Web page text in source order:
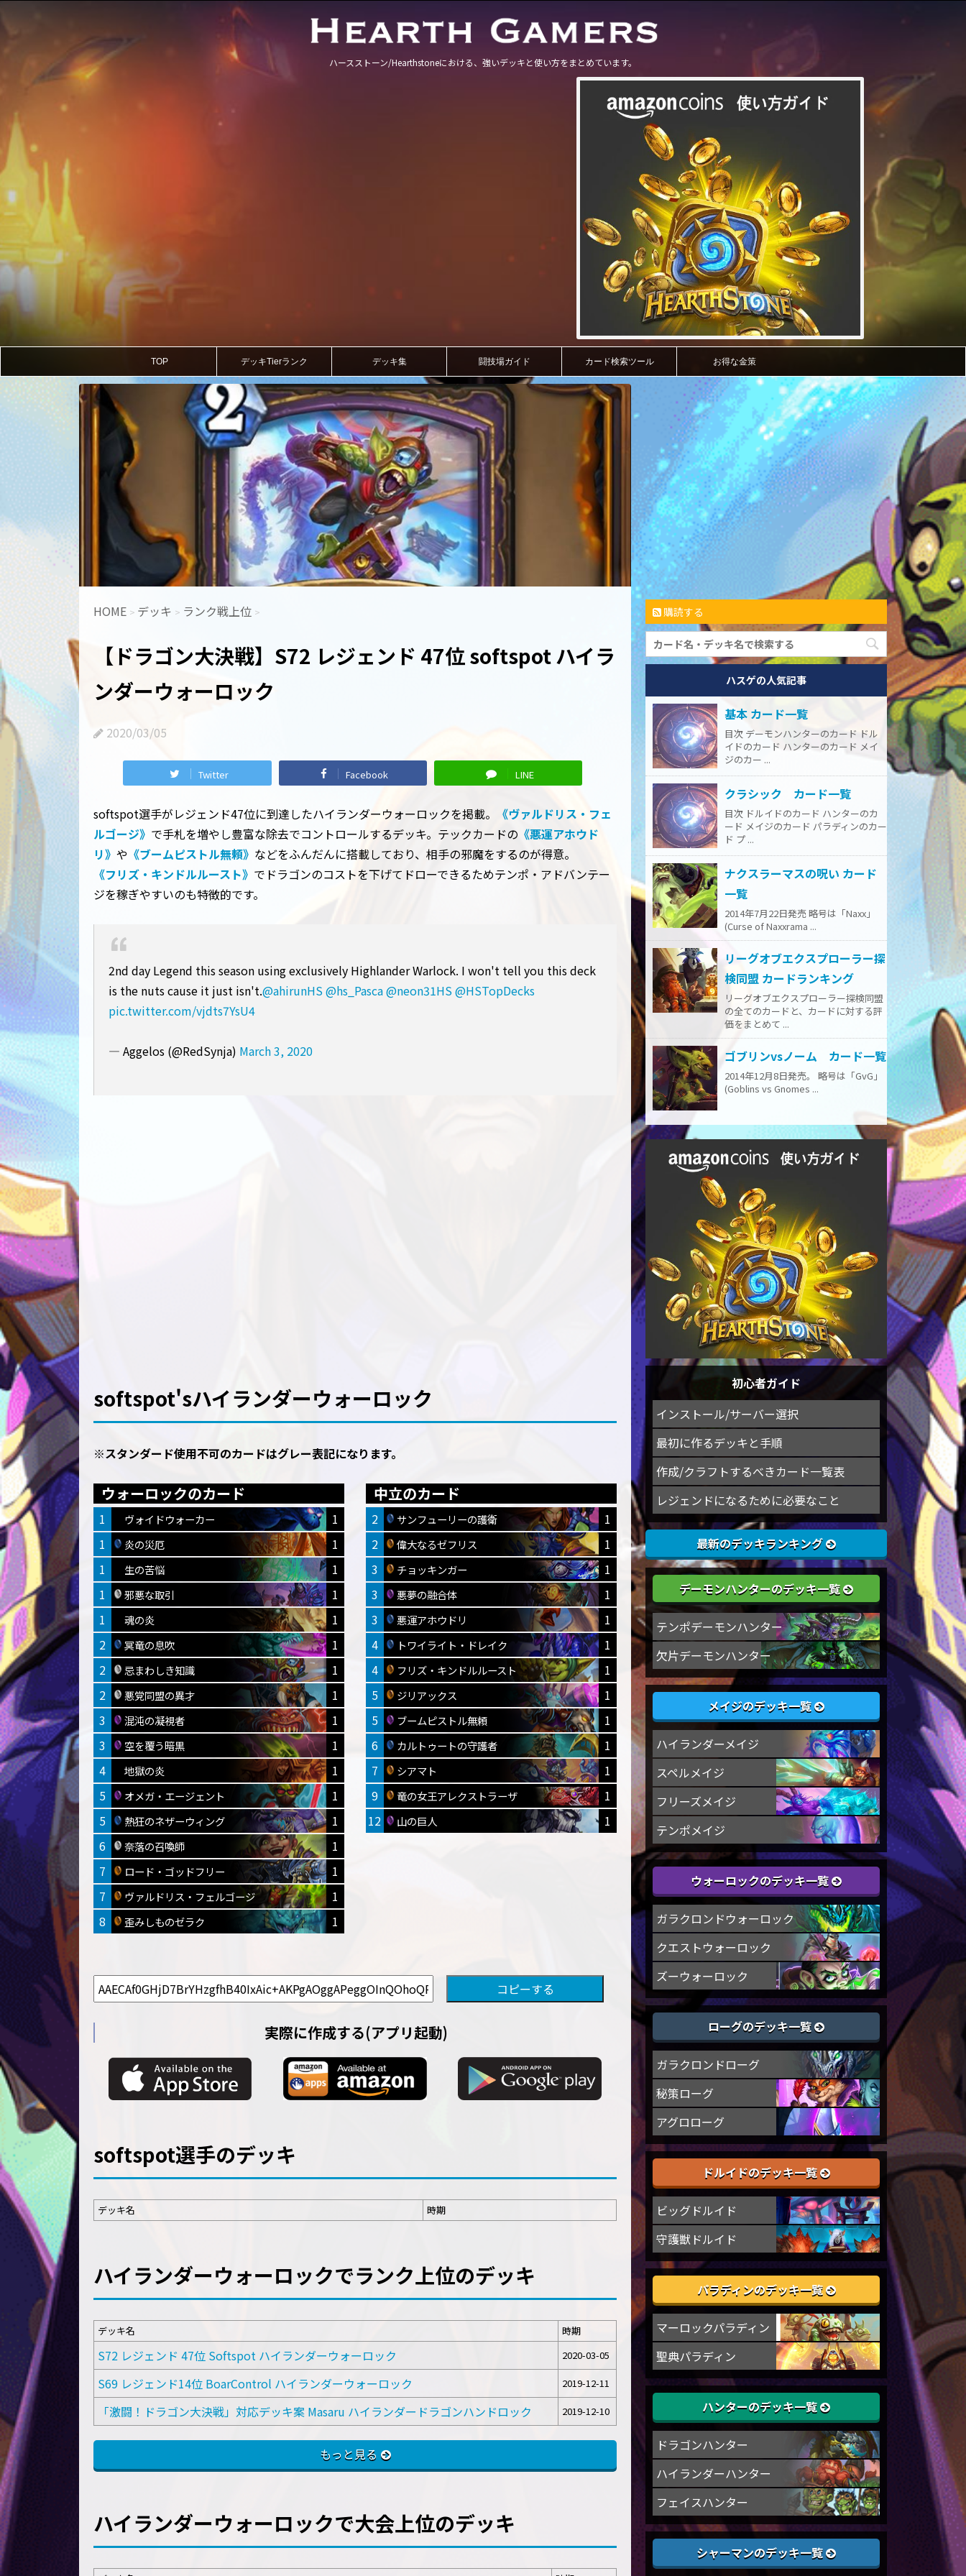
ハースストーン/Hearthstoneにおける、強いデッキと使い方をまとめています。
TOP デッキTierランク デッキ集 闘技場ガイド カード検索ツール お得な金策
HOME > デッキ > ランク戦上位 >
【ドラゴン大決戦】S72 レジェンド 47位 softspot ハイラ
ンダーウォーロック
2020/03/05
Twitter Facebook LINE
softspot選手がレジェンド47位に到達したハイランダーウォーロックを掲載。
《ヴァルドリス・フェ
ルゴージ》 で手札を増やし豊富な除去でコントロールするデッキ。テックカードの 《悪運アホウド
リ》 や 《ブームピストル無頼》 などをふんだんに搭載しており、相手の邪魔をするのが得意。
《フリズ・キンドルルースト》 でドラゴンのコストを下げてドローできるためテンポ・アドバンテー
ジを稼ぎやすいのも特徴的です。
2nd day Legend this season using exclusively Highlander Warlock. I won't tell you this deck
is the nuts cause it just isn't.@ahirunHS@hs_Pasca@neon31HS@HSTopDecks
pic.twitter.com/vjdts7YsU4
— Aggelos (@RedSynja) March 3, 2020
softspot'sハイランダーウォーロック
※スタンダード使用不可のカードはグレー表記になります。
ウォーロックのカード
1 ヴォイドウォーカー
1
1
炎の災厄
1
1
生の苦悩
1
1
邪悪な取引
1
1
魂の炎
1
2
冥竜の息吹
1
2
忌まわしき知識
1
2
悪党同盟の異才
1
3
混沌の凝視者
1
3
空を覆う暗黒
1
4
地獄の炎
1
5
オメガ・エージェント
1
5
熱狂のネザーウィング
1
6
奈落の召喚師
1
7
ロード・ゴッドフリー
1
7
ヴァルドリス・フェルゴージ
1
8
歪みしものゼラク 1
中立のカード
2 サンフューリーの護衛
1
2
偉大なるゼフリス
1
3
チョッキンガー
1
3
悪夢の融合体
1
3
悪運アホウドリ
1
4
トワイライト・ドレイク
1
4
フリズ・キンドルルースト
1
5
ジリアックス
1
5
ブームピストル無頼
1
6
カルトゥートの守護者
1
7
シアマト
1
9
竜の女王アレクストラーザ
1
12
山の巨人 1
実際に作成する(アプリ起動)
softspot選手のデッキ
デッキ名 時期
ハイランダーウォーロックでランク上位のデッキ
デッキ名 時期
S72 レジェンド 47位 Softspot ハイランダーウォーロック 2020-03-05
S69 レジェンド14位 BoarControl ハイランダーウォーロック 2019-12-11
「激闘！ドラゴン大決戦」対応デッキ案 Masaru ハイランダードラゴンハンドロック 2019-12-10
もっと見る
ハイランダーウォーロックで大会上位のデッキ
購読する
ハスゲの人気記事
基本 カード一覧
目次 デーモンハンターのカード ドル
イドのカード ハンターのカード メイ
ジのカー ...
クラシック カード一覧
目次 ドルイドのカード ハンターのカ
ード メイジのカード パラディンのカー
ド プ ...
ナクスラーマスの呪い カード
一覧
2014年7月22日発売 略号は「Naxx」
(Curse of Naxxrama ...
リーグオブエクスプローラー探
検同盟 カードランキング
リーグオブエクスプローラー探検同盟
の全てのカードと、カードに対する評
価をまとめて ...
ゴブリンvsノーム カード一覧
2014年12月8日発売。 略号は「GvG」
(Goblins vs Gnomes ...
初心者ガイド
インストール/サーバー選択
最初に作るデッキと手順
作成/クラフトするべきカード一覧表
レジェンドになるために必要なこと
最新のデッキランキング
デーモンハンターのデッキ一覧
テンポデーモンハンター
欠片デーモンハンター
メイジのデッキ一覧
ハイランダーメイジ
スペルメイジ
フリーズメイジ
テンポメイジ
ウォーロックのデッキ一覧
ガラクロンドウォーロック
クエストウォーロック
ズーウォーロック
ローグのデッキ一覧
ガラクロンドローグ
秘策ローグ
アグロローグ
ドルイドのデッキ一覧
ビッグドルイド
守護獣ドルイド
パラディンのデッキ一覧
マーロックパラディン
聖典パラディン
ハンターのデッキ一覧
ドラゴンハンター
ハイランダーハンター
フェイスハンター
シャーマンのデッキ一覧